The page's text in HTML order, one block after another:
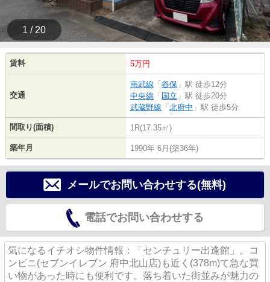
1 / 20
賃料 5万円
交通
南武線 「 谷保 」駅 徒歩12分
中央線 「 国立 」駅 徒歩20分
武蔵野線 「 北府中 」駅 徒歩5分
間取り(面積) 1R(17.35㎡)
築年月 1990年 6月(築36年)
メールでお問い合わせする(無料)
電話でお問い合わせする
気になるイチオシ物件情報：「センチュリー出逢館」。コ
ンビニ(セブンイレブン 府中北山店)も近く(378m)て急な買
い物があった時にも便利です。落ち着いた街並みが魅力の